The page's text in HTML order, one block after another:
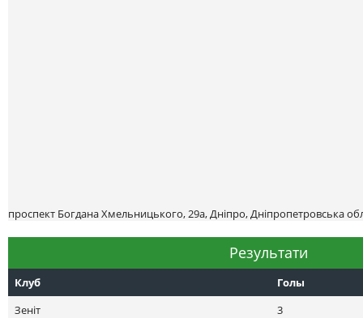
проспект Богдана Хмельницького, 29а, Дніпро, Дніпропетровська
Результати
Клуб
Голы
Зеніт
3